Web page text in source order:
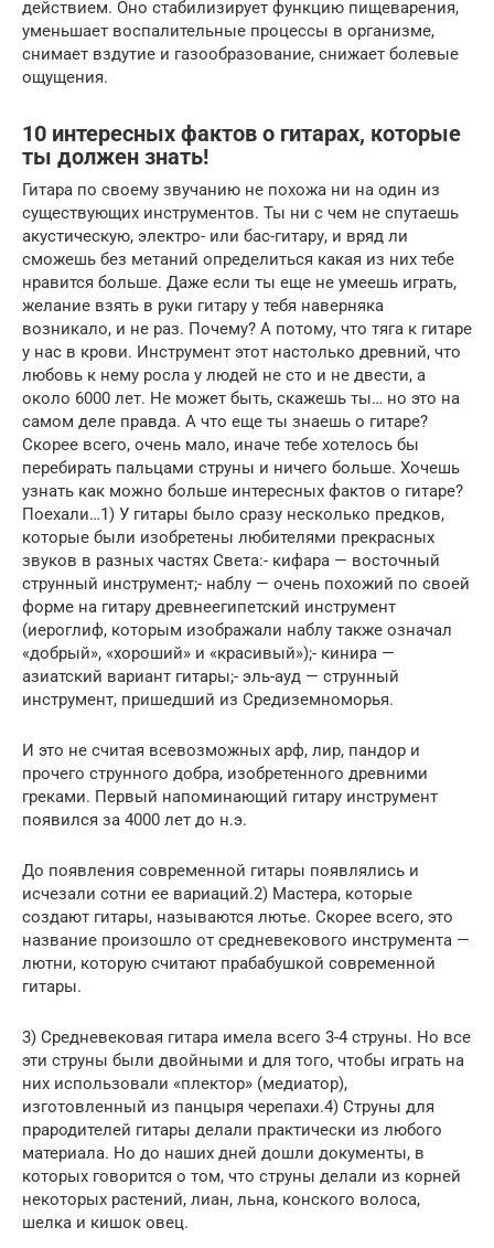
действием. Оно стабилизирует функцию пищеварения,
уменьшает воспалительные процессы в организме,
снимает вздутие и газообразование, снижает болевые
ощущения.
10 интересных фактов о гитарах, которые
ты должен знать!
Гитара по своему звучанию не похожа ни на один из
существующих инструментов. Ты ни с чем не спутаешь
акустическую, электро- или бас-гитару, и вряд ли
сможешь без метаний определиться какая из них тебе
нравится больше. Даже если ты еще не умеешь играть,
желание взять в руки гитару у тебя наверняка
возникало, и не раз. Почему? А потому, что тяга к гитаре
у нас в крови. Инструмент этот настолько древний, что
любовь к нему росла у людей не сто и не двести, а
около 6000 лет. Не может быть, скажешь ты… но это на
самом деле правда. А что еще ты знаешь о гитаре?
Скорее всего, очень мало, иначе тебе хотелось бы
перебирать пальцами струны и ничего больше. Хочешь
узнать как можно больше интересных фактов о гитаре?
Поехали…1) У гитары было сразу несколько предков,
которые были изобретены любителями прекрасных
звуков в разных частях Света:- кифара — восточный
струнный инструмент;- наблу — очень похожий по своей
форме на гитару древнеегипетский инструмент
(иероглиф, которым изображали наблу также означал
«добрый», «хороший» и «красивый»);- кинира —
азиатский вариант гитары;- эль-ауд — струнный
инструмент, пришедший из Средиземноморья.
И это не считая всевозможных арф, лир, пандор и
прочего струнного добра, изобретенного древними
греками. Первый напоминающий гитару инструмент
появился за 4000 лет до н.э.
До появления современной гитары появлялись и
исчезали сотни ее вариаций.2) Мастера, которые
создают гитары, называются лютье. Скорее всего, это
название произошло от средневекового инструмента —
лютни, которую считают прабабушкой современной
гитары.
3) Средневековая гитара имела всего 3-4 струны. Но все
эти струны были двойными и для того, чтобы играть на
них использовали «плектор» (медиатор),
изготовленный из панцыря черепахи.4) Струны для
прародителей гитары делали практически из любого
материала. Но до наших дней дошли документы, в
которых говорится о том, что струны делали из корней
некоторых растений, лиан, льна, конского волоса,
шелка и кишок овец.